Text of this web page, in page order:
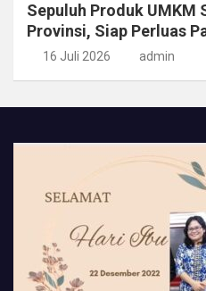
Sepuluh Produk UMKM
Provinsi, Siap Perluas
16 Juli 2026 admin